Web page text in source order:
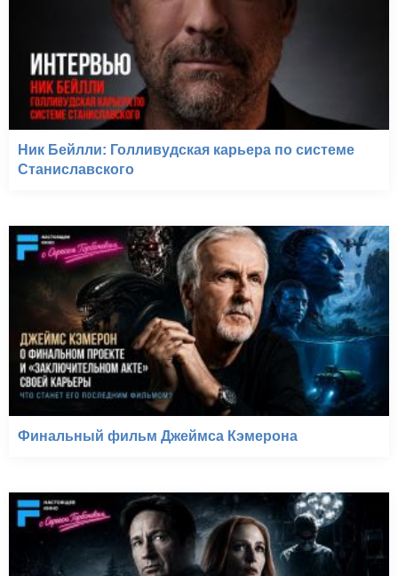
Ник Бейлли: Голливудская карьера по системе
Станиславского
Финальный фильм Джеймса Кэмерона